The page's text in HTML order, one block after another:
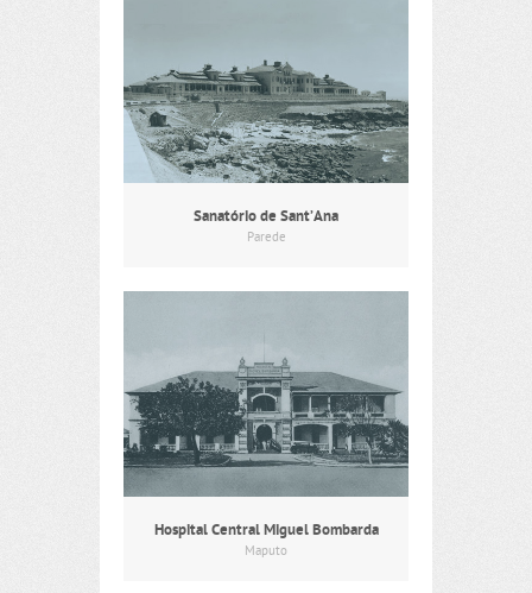
Sanatório de Sant’Ana
Parede
Hospital Central Miguel Bombarda
Maputo